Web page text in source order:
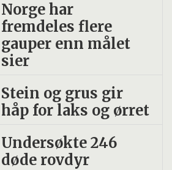
Norge har
fremdeles flere
gauper enn målet
sier
Stein og grus gir
håp for laks og ørret
Undersøkte 246
døde rovdyr